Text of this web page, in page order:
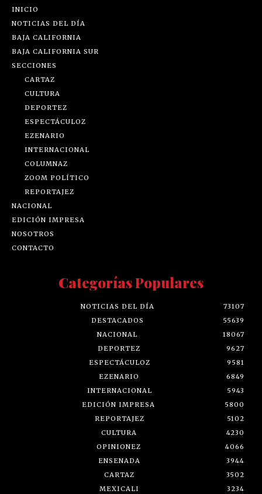
INICIO
NOTICIAS DEL DÍA
BAJA CALIFORNIA
BAJA CALIFORNIA SUR
SECCIONES
CARTAZ
CULTURA
DEPORTEZ
ESPECTÁCULOZ
EZENARIO
INTERNACIONAL
COLUMNAZ
ZOOM POLÍTICO
REPORTAJEZ
NACIONAL
EDICIÓN IMPRESA
NOSOTROS
CONTACTO
Categorías Populares
NOTICIAS DEL DÍA
73107
DESTACADOS
55639
NACIONAL
18067
DEPORTEZ
9627
ESPECTÁCULOZ
9581
EZENARIO
6849
INTERNACIONAL
5943
EDICIÓN IMPRESA
5800
REPORTAJEZ
5102
CULTURA
4230
OPINIONEZ
4066
ENSENADA
3944
CARTAZ
3502
MEXICALI
3234